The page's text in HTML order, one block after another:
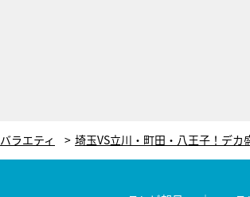
バラエティ